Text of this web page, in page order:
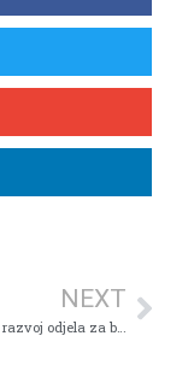
NEXT
Progresivan razvoj odjela za biohemiju, mikrobiologiju i genetiku!